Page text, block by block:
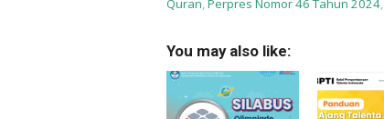
Quran,Perpres Nomor 46 Tahun 2024,
You may also like: